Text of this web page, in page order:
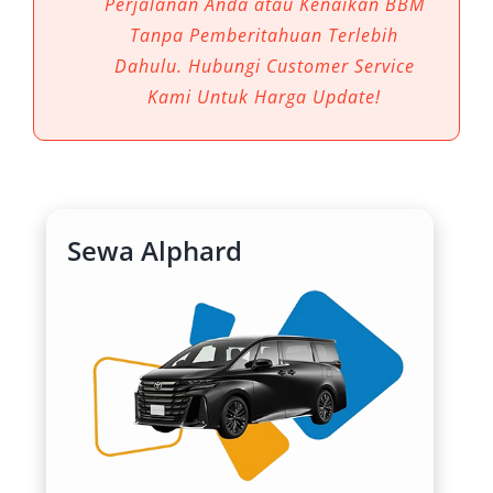
Salsa Wisata, kebutuhan mobilitas pribadi
maupun bisnis menjadi lebih efisien tanpa
mengorbankan kenyamanan.
1. Kenyamanan Premium di Medan
Jayapura memiliki jalur dengan kontur naik-
turun dan jarak tempuh cukup panjang. Di
sinilah rental mobil Alphard Jayapura menjadi
pilihan ideal. Interior luas, kursi captain seat,
serta fitur hiburan modern membuat
perjalanan tetap rileks, bahkan dalam durasi
panjang. Penumpang dapat beristirahat atau
bekerja dengan tenang selama perjalanan.
Tanpa Pemberitahuan Terlebih
Dahulu. Hubungi Customer Service
Kami Untuk Harga Update!
Sewa Alphard